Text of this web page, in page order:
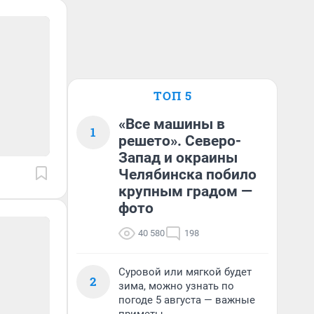
ТОП 5
1
«Все машины в
решето». Северо-
Запад и окраины
Челябинска побило
крупным градом —
фото
40 580 198
2
Суровой или мягкой будет
зима, можно узнать по
погоде 5 августа — важные